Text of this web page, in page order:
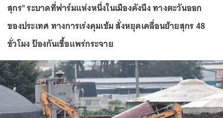
สุกร" ระบาดที่ฟาร์มแห่งหนึ่งในเมืองคังนึง ทางตะวันออก
ของประเทศ ทางการเร่งคุมเข้ม สั่งหยุดเคลื่อนย้ายสุกร 48
ชั่วโมง ป้องกันเชื้อแพร่กระจาย